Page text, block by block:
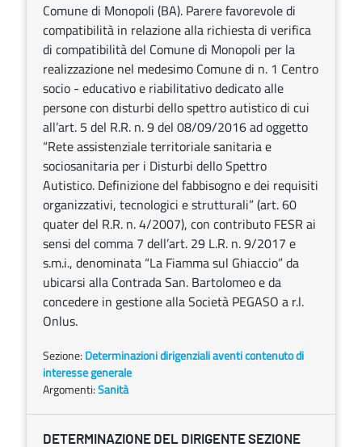
Comune di Monopoli (BA). Parere favorevole di
compatibilità in relazione alla richiesta di verifica
di compatibilità del Comune di Monopoli per la
realizzazione nel medesimo Comune di n. 1 Centro
socio - educativo e riabilitativo dedicato alle
persone con disturbi dello spettro autistico di cui
all’art. 5 del R.R. n. 9 del 08/09/2016 ad oggetto
“Rete assistenziale territoriale sanitaria e
sociosanitaria per i Disturbi dello Spettro
Autistico. Definizione del fabbisogno e dei requisiti
organizzativi, tecnologici e strutturali” (art. 60
quater del R.R. n. 4/2007), con contributo FESR ai
sensi del comma 7 dell’art. 29 L.R. n. 9/2017 e
s.m.i., denominata “La Fiamma sul Ghiaccio” da
ubicarsi alla Contrada San. Bartolomeo e da
concedere in gestione alla Società PEGASO a r.l.
Onlus.
Sezione: Determinazioni dirigenziali aventi contenuto di
interesse generale
Argomenti:Sanità
DETERMINAZIONE DEL DIRIGENTE SEZIONE